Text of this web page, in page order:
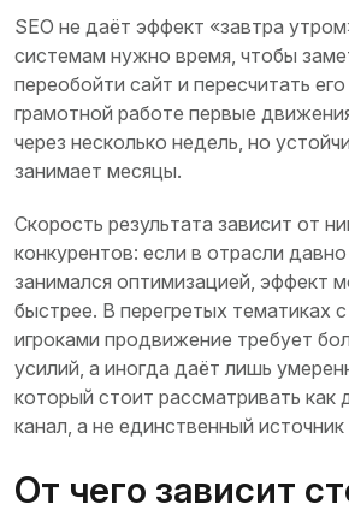
SEO не даёт эффект «завтра
системам нужно время, чтобы
переобойти сайт и пересчитать
грамотной работе первые
через несколько недель, но
занимает месяцы.
Скорость результата зависит от
конкурентов: если в отрасли
занимался оптимизацией, эффект
быстрее. В перегретых тематиках
игроками продвижение требует
усилий, а иногда даёт лишь
который стоит рассматривать как
канал, а не единственный источник
От чего зависит